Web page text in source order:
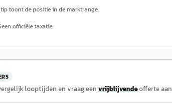
toont de positie in de marktrange.
officiële taxatie.
looptijden en vraag een vrijblijvendeofferte aan